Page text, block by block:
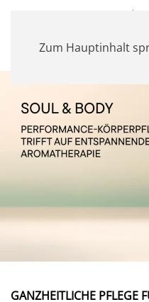
Zum Hauptinhalt
GANZHEITLICHE PFLEGE